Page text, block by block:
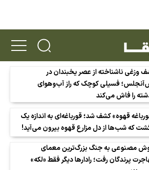
وزغی ناشناخته از عصر یخبندان در
فسیلی کوچک که راز آب‌وهوای
را فاش می‌کند
قهوه» کشف شد؛ قورباغه‌ای به اندازه یک
که شب‌ها از دل مزارع قهوه بیرون می‌آید!
مصنوعی به جنگ بزرگ‌ترین معمای
پرندگان رفت؛ رادارها دیگر فقط «لکه»